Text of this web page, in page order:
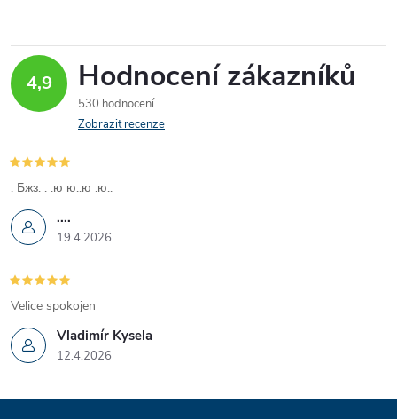
4,9 Hodnocení zákazníků
530 hodnocení
Zobrazit recenze
....
19.4.2026
. Бжз. . .ю ю..ю .ю..
Vladimír Kysela
12.4.2026
Velice spokojen